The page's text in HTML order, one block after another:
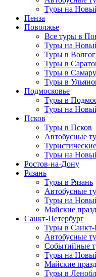
Туры на
Пенза
Поволжье
Все туры в
Туры на
Туры в
Туры в
Туры в Самару
Туры в
Подмосковье
Туры в
Туры на
Псков
Туры в Псков
Автобусные
Туры на
Ростов-на-Дону
Рязань
Туры в Рязань
Автобусные
Туры на
Майские
Санкт-Петербург
Туры в Санкт-
Автобусные
Событийные
Туры на
Майские
Туры в